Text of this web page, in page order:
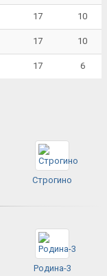
17 10
17 10
17 6
Строгино
Родина-3